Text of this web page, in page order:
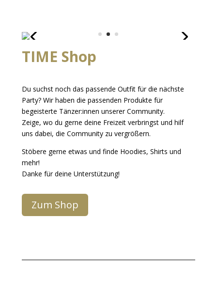
TIME Shop
Du suchst noch das passende Outfit für die nächste
Party? Wir haben die passenden Produkte für
begeisterte Tänzer:innen unserer Community.
Zeige, wo du gerne deine Freizeit verbringst und hilf
uns dabei, die Community zu vergrößern.
Stöbere gerne etwas und finde Hoodies, Shirts und
mehr!
Danke für deine Unterstützung!
Zum Shop